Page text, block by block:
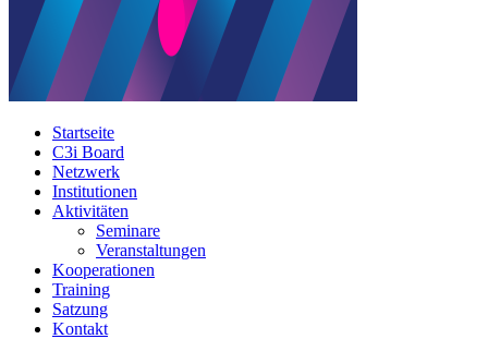
Startseite
C3i Board
Netzwerk
Institutionen
Aktivitäten
Seminare
Veranstaltungen
Kooperationen
Training
Satzung
Kontakt